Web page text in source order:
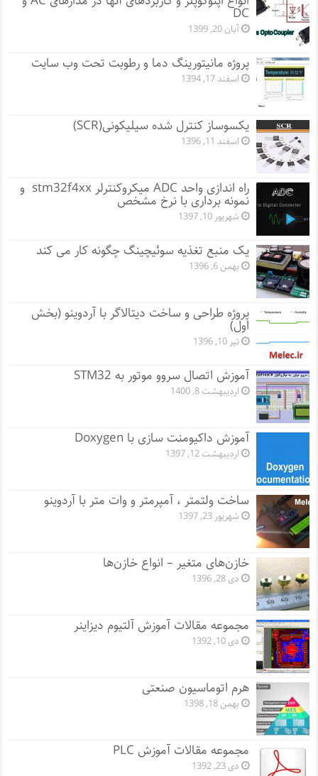
DC
آبان 20, 1399
پروژه مانيتورينگ دما و رطوبت تحت وب سایت
اسفند 17, 1394
یکسوساز کنترل شده سیلیکونی(SCR)
اسفند 11, 1396
راه اندازی واحد ADC میکروکنترلر stm32f4xx و
نمونه برداری با نرخ مشخص
شهریور 10, 1397
یک منبع تغذیه سوئیچینگ چگونه کار می کند
بهمن 6, 1396
پروژه طراحی و ساخت دیتالاگر با آردوینو (بخش
اول)
تیر 10, 1396
آموزش اتصال سروو موتور به STM32
اردیبهشت 8, 1400
آموزش داکیومنت سازی با Doxygen
اردیبهشت 12, 1397
ساخت ولتمتر ، آمپرمتر و وات متر با آردوینو
شهریور 23, 1397
خازن‌های متغیر – انواع خازن‌ها
دی 28, 1396
مجموعه مقالات آموزش آلتیوم دیزاینر
دی 10, 1392
هرم اتوماسیون صنعتی
بهمن 18, 1398
مجموعه مقالات آموزش PLC
دی 23, 1392